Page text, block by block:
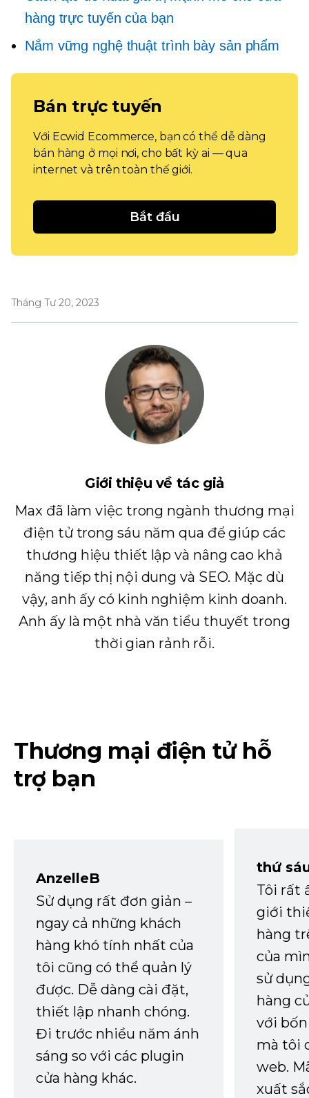
hàng trực tuyến của bạn
Nắm vững nghệ thuật trình bày sản phẩm
Bán trực tuyến
Với Ecwid Ecommerce, bạn có thể dễ dàng
bán hàng ở mọi nơi, cho bất kỳ ai — qua
internet và trên toàn thế giới.
Bắt đầu
Tháng Tư 20, 2023
Giới thiệu về tác giả
Max đã làm việc trong ngành thương mại
điện tử trong sáu năm qua để giúp các
thương hiệu thiết lập và nâng cao khả
năng tiếp thị nội dung và SEO. Mặc dù
vậy, anh ấy có kinh nghiệm kinh doanh.
Anh ấy là một nhà văn tiểu thuyết trong
thời gian rảnh rỗi.
Thương mại điện tử hỗ
trợ bạn
AnzelleB
Sử dụng rất đơn giản –
ngay cả những khách
hàng khó tính nhất của
tôi cũng có thể quản lý
được. Dễ dàng cài đặt,
thiết lập nhanh chóng.
Đi trước nhiều năm ánh
sáng so với các plugin
cửa hàng khác.
thứ
Tôi rất
giới
hàng
của
sử
hàng
với
mà tôi
web.
xuất